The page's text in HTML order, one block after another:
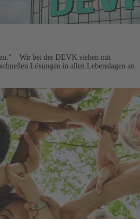
– Wir bei der DEVK stehen mit
Lösungen in allen Lebenslagen an